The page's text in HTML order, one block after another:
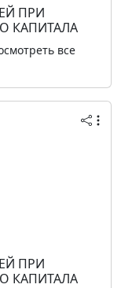
ПРИ
КАПИТАЛА
все
ПРИ
КАПИТАЛА